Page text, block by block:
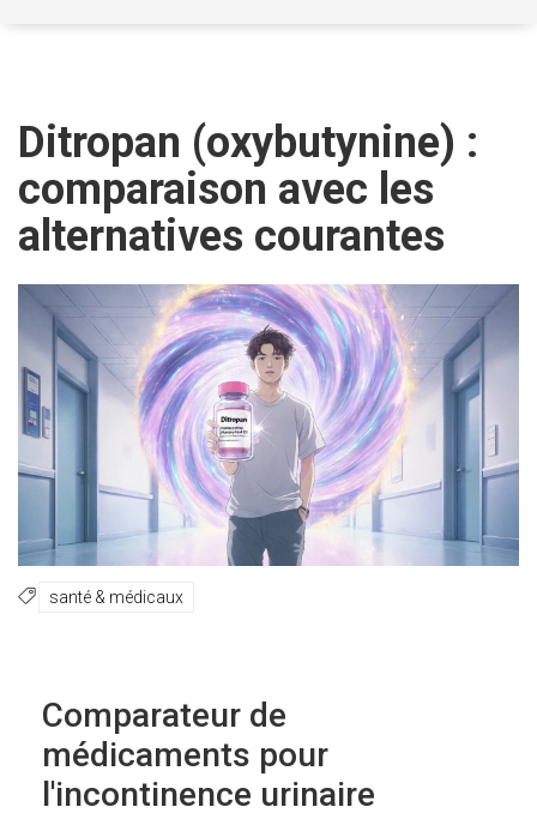
Ditropan (oxybutynine) :
comparaison avec les
alternatives courantes
santé & médicaux
Comparateur de
médicaments pour
l'incontinence urinaire